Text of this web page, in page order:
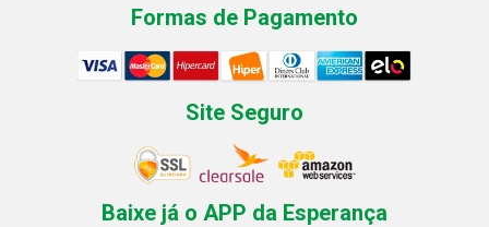
Formas de Pagamento
Site Seguro
Baixe já o APP da Esperança